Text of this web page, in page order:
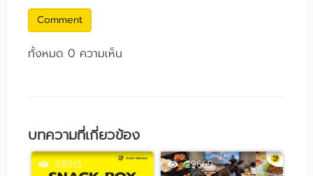
Comment
ทั้งหมด 0 ความเห็น
บทความที่เกี่ยวข้อง
68913 29669